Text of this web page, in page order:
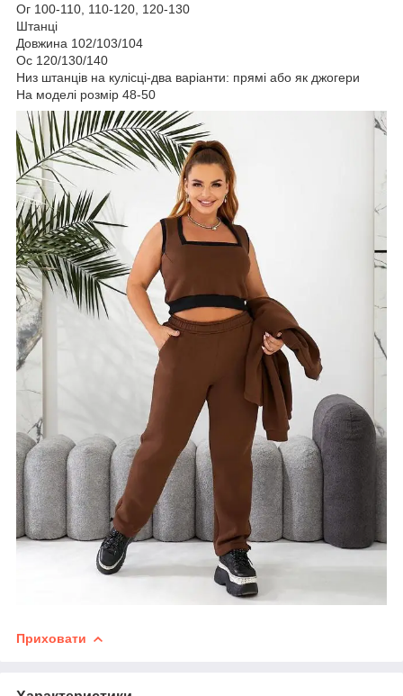
Ог 100-110, 110-120, 120-130
Штанці
Довжина 102/103/104
Ос 120/130/140
Низ штанців на кулісці-два варіанти: прямі або як джогери
На моделі розмір 48-50
Приховати